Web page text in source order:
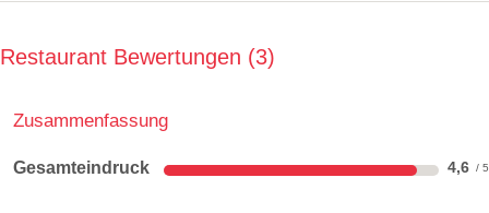
Restaurant Bewertungen 3
Zusammenfassung
Gesamteindruck 4,6